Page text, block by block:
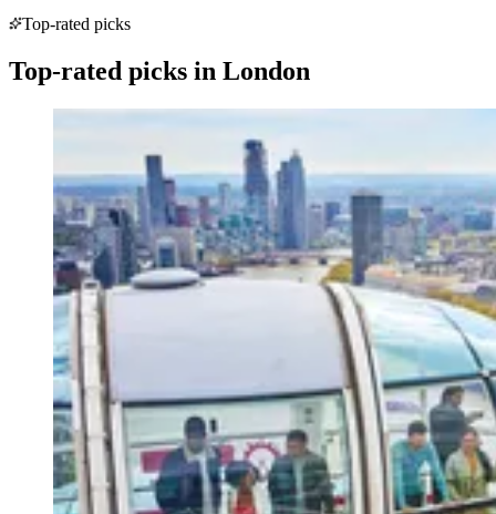
Top-rated picks
Top-rated picks in London